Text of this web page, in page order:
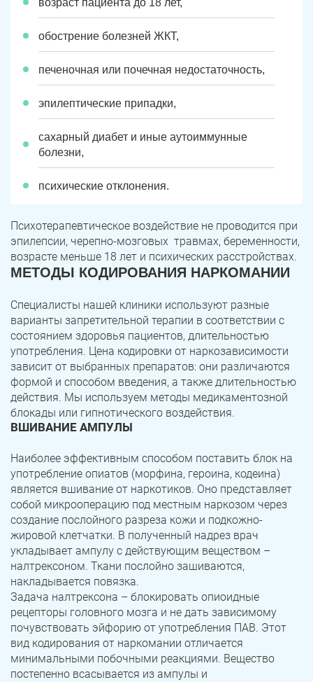
возраст пациента до 18 лет,
обострение болезней ЖКТ,
печеночная или почечная недостаточность,
эпилептические припадки,
сахарный диабет и иные аутоиммунные
болезни,
психические отклонения.
Психотерапевтическое воздействие не проводится при
эпилепсии, черепно-мозговых травмах, беременности,
возрасте меньше 18 лет и психических расстройствах.
МЕТОДЫ КОДИРОВАНИЯ НАРКОМАНИИ
Специалисты нашей клиники используют разные
варианты запретительной терапии в соответствии с
состоянием здоровья пациентов, длительностью
употребления. Цена кодировки от наркозависимости
зависит от выбранных препаратов: они различаются
формой и способом введения, а также длительностью
действия. Мы используем методы медикаментозной
блокады или гипнотического воздействия.
ВШИВАНИЕ АМПУЛЫ
Наиболее эффективным способом поставить блок на
употребление опиатов (морфина, героина, кодеина)
является вшивание от наркотиков. Оно представляет
собой микрооперацию под местным наркозом через
создание послойного разреза кожи и подкожно-
жировой клетчатки. В полученный надрез врач
укладывает ампулу с действующим веществом –
налтрексоном. Ткани послойно зашиваются,
накладывается повязка.
Задача налтрексона – блокировать опиоидные
рецепторы головного мозга и не дать зависимому
почувствовать эйфорию от употребления ПАВ. Этот
вид кодирования от наркомании отличается
минимальными побочными реакциями. Вещество
постепенно всасывается из ампулы и
Записаться
Я ознакомлен и принимаюусловия работы сайта
Записаться
Юрюзань Верхнеуральск
Локомотивный Миньяр
Зауральский Межозерный
Усть-Катав
Еманжелинск Карталы
Коркино Кыштым
Южноуральск Сатка
Чебаркуль Снежинск
Троицк Озерск
Копейск Миасс
Златоуст Магнитогорск
Записаться